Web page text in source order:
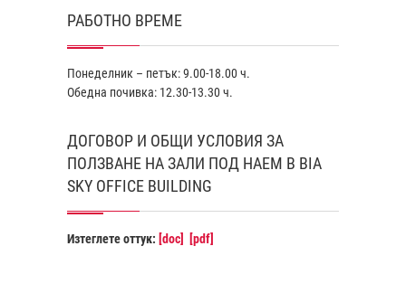
РАБОТНО ВРЕМЕ
Понеделник – петък: 9.00-18.00 ч.
Обедна почивка: 12.30-13.30 ч.
ДОГОВОР И ОБЩИ УСЛОВИЯ ЗА
ПОЛЗВАНЕ НА ЗАЛИ ПОД НАЕМ В BIA
SKY OFFICE BUILDING
Изтеглете оттук: [doc] [pdf]